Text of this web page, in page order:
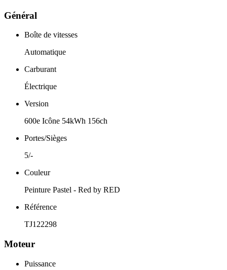
Général
Boîte de vitesses
Automatique
Carburant
Électrique
Version
600e Icône 54kWh 156ch
Portes/Sièges
5/-
Couleur
Peinture Pastel - Red by RED
Référence
TJ122298
Moteur
Puissance